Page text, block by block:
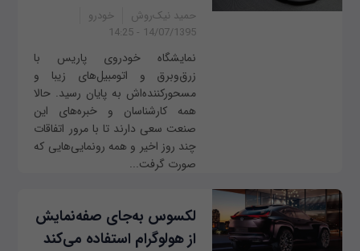
حمید نیک‌روش
خودرو
14/07/1395 - 14:25
نمایشگاه خودروی پاریس با
زرق‌وبرق و اتومبیل‌های زیبا و
مسحورکننده‌اش به پایان رسید. حالا
همه کارشناسان و خبره‌های این
صنعت سعی دارند تا با مرور اتفاقات
چند روز اخیر و همه رونمایی‌هایی که
صورت گرفت...
لکسوس به‌جای صفه‌نمایش
از هولوگرام استفاده می‌کند